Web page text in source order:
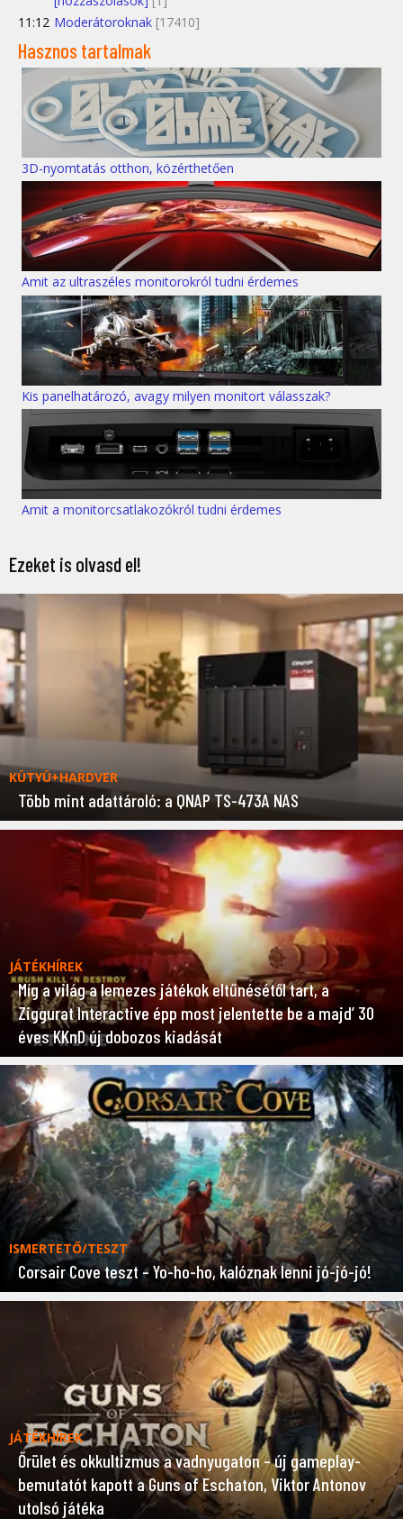
11:12 Moderátoroknak [17410]
Hasznos tartalmak
3D-nyomtatás otthon, közérthetően
Amit az ultraszéles monitorokról tudni érdemes
Kis panelhatározó, avagy milyen monitort válasszak?
Amit a monitorcsatlakozókról tudni érdemes
Ezeket is olvasd el!
KÜTYÜ+HARDVER
Több mint adattároló: a QNAP TS-473A NAS
JÁTÉKHÍREK
Míg a világ a lemezes játékok eltűnésétől tart, a
Ziggurat Interactive épp most jelentette be a majd’ 30
éves KKnD új dobozos kiadását
ISMERTETŐ/TESZT
Corsair Cove teszt – Yo-ho-ho, kalóznak lenni jó-jó-jó!
JÁTÉKHÍREK
Őrület és okkultizmus a vadnyugaton – új gameplay-
bemutatót kapott a Guns of Eschaton, Viktor Antonov
utolsó játéka